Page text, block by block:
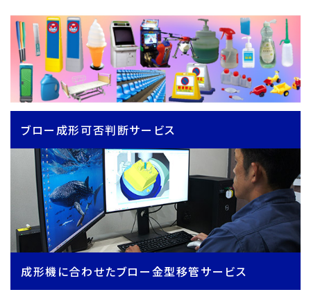
ブロー成形可否判断サービス
成形機に合わせたブロー金型移管サービス